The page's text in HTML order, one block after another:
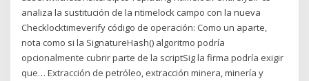
analiza la sustitución de la ntimelock campo con la nueva
Checklocktimeverify código de operación: Como un aparte,
nota como si la SignatureHash() algoritmo podría
opcionalmente cubrir parte de la scriptSig la firma podría exigir
que… Extracción de petróleo, extracción minera, minería y